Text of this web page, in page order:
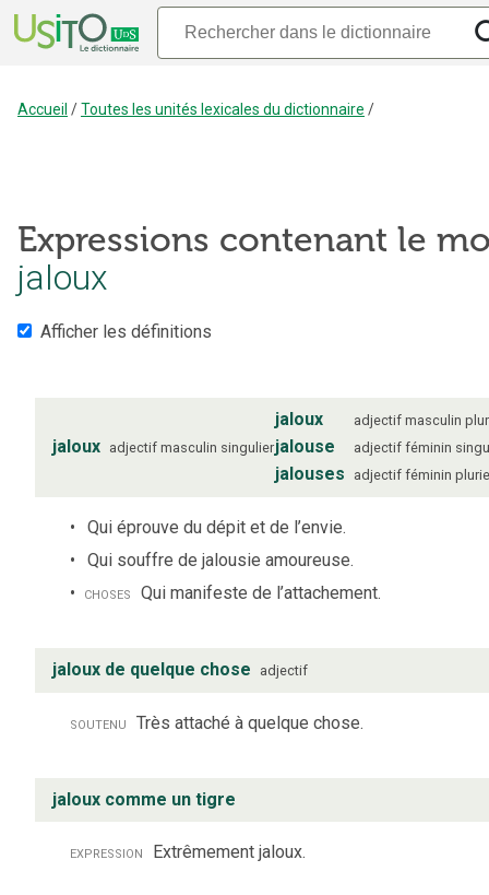
Accueil /Toutes les unités lexicales du dictionnaire /
Expressions contenant le
jaloux
Afficher les définitions
jaloux adjectif masculin singulier
jaloux adjectif masculin
jalouse adjectif féminin
jalouses adjectif féminin
Qui éprouve du dépit et de l’envie.
Qui souffre de jalousie amoureuse.
choses Qui manifeste de l’attachement.
jaloux de quelque chose adjectif
soutenu Très attaché à quelque chose.
jaloux comme un tigre
expression Extrêmement jaloux.